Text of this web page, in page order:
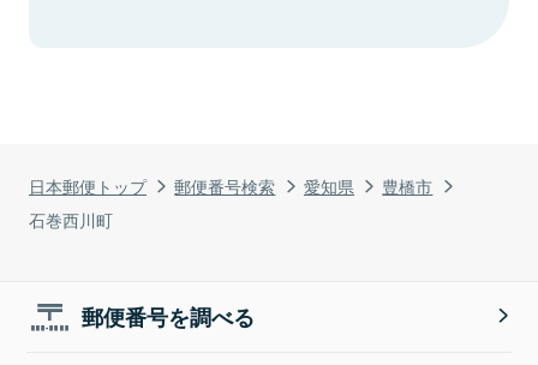
日本郵便トップ 郵便番号検索 愛知県
豊橋市
石巻西川町
郵便番号を調べる